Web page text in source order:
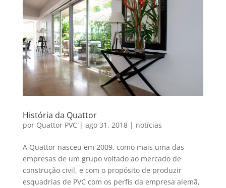
História da Quattor
por Quattor PVC | ago 31, 2018| notícias
A Quattor nasceu em 2009, como mais uma das
empresas de um grupo voltado ao mercado de
construção civil, e com o propósito de produzir
esquadrias de PVC com os perfis da empresa alemã,